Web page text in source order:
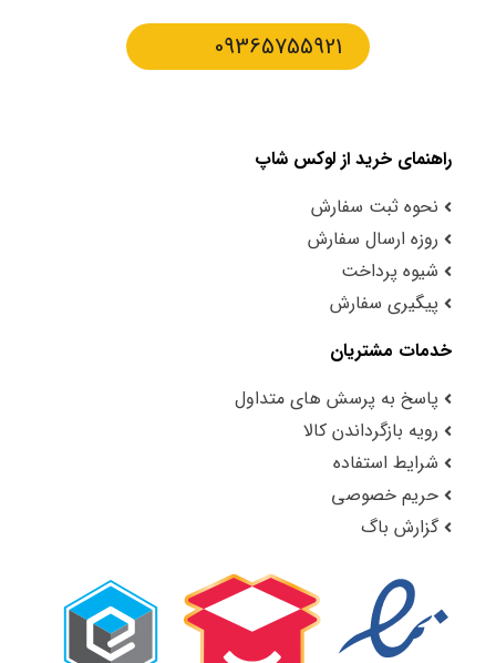
09365755921
راهنمای خرید از لوکس شاپ
نحوه ثبت سفارش
روزه ارسال سفارش
شیوه پرداخت
پیگیری سفارش
خدمات مشتریان
پاسخ به پرسش های متداول
رویه بازگرداندن کالا
شرایط استفاده
حریم خصوصی
گزارش باگ